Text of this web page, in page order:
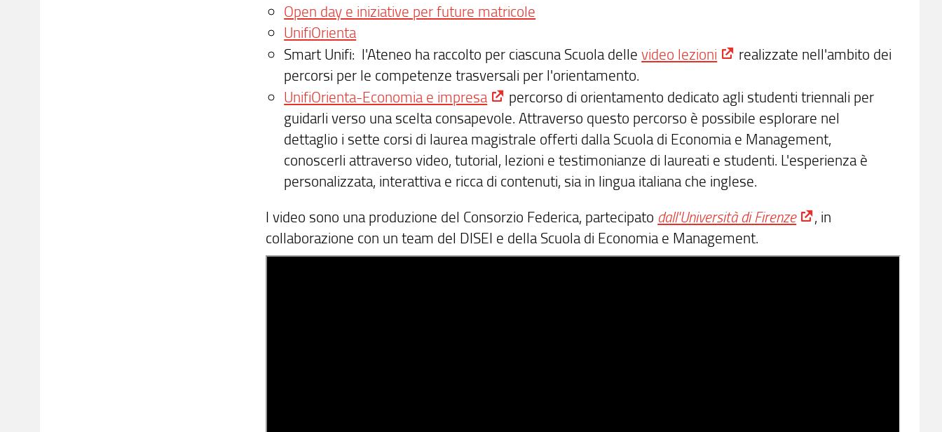
Open day e iniziative per future matricole
UnifiOrienta
Smart Unifi: l'Ateneo ha raccolto per ciascuna Scuola dellevideo lezioni
realizzate nell'ambito dei
percorsi per le competenze trasversali per l'orientamento.
UnifiOrienta-Economia e impresa
percorso di orientamento dedicato agli studenti triennali per
guidarli verso una scelta consapevole. Attraverso questo percorso è possibile esplorare nel
dettaglio i sette corsi di laurea magistrale offerti dalla Scuola di Economia e Management,
conoscerli attraverso video, tutorial, lezioni e testimonianze di laureati e studenti. L'esperienza è
personalizzata, interattiva e ricca di contenuti, sia in lingua italiana che inglese.
I video sono una produzione del Consorzio Federica, partecipato dall'Università di Firenze
, in
collaborazione con un team del DISEI e della Scuola di Economia e Management.